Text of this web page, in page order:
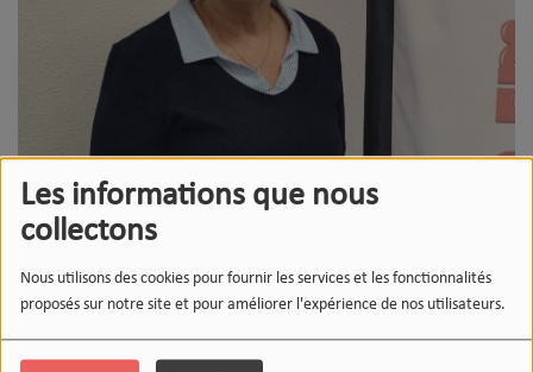
Les informations que nous
collectons
Nous utilisons des cookies pour fournir les services et les fonctionnalités
proposés sur notre site et pour améliorer l'expérience de nos utilisateurs.